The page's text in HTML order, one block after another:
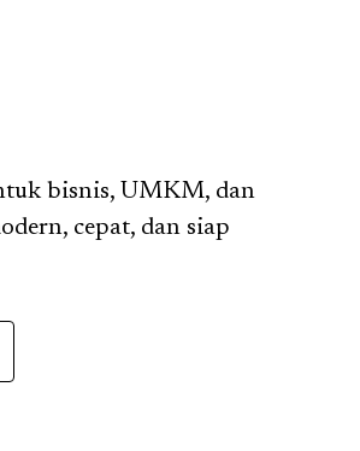
bisnis, UMKM, dan
cepat, dan siap